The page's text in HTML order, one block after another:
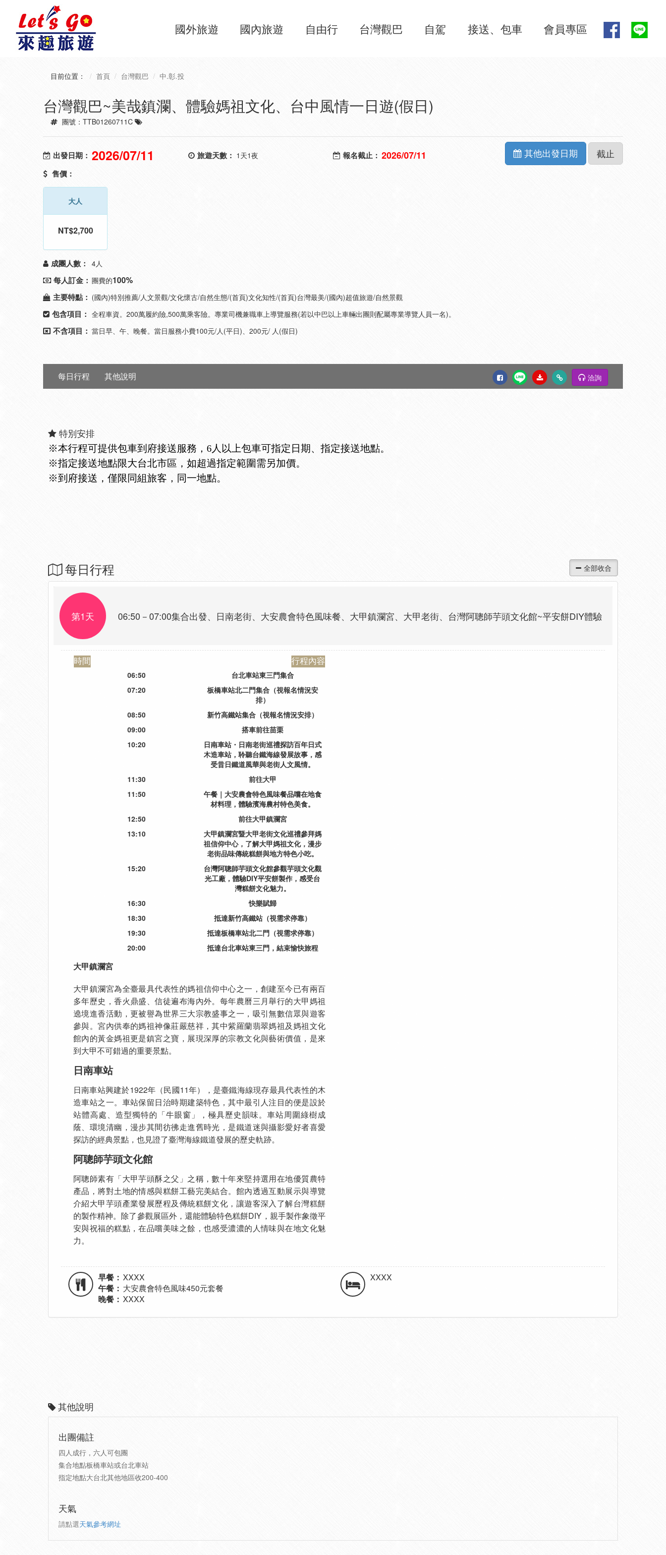
國外旅遊 國內旅遊 自由行 台灣觀巴 自駕 接送、包車 會員專區
目前位置： 首頁 台灣觀巴 中.彰.投
台灣觀巴~美哉鎮瀾、體驗媽祖文化、台中風情一日遊(假日)
團號：TTB01260711C
出發日期： 2026/07/11 旅遊天數： 1天1夜 報名截止： 2026/07/11 其他出發日期 截止
售價：
大人
NT$2,700
成團人數： 4人
每人訂金： 團費的100%
主要特點： (國內)特別推薦/人文景觀/文化懷古/自然生態/(首頁)文化知性/(首頁)台灣最美/(國內)超值旅遊/自然景觀
包含項目： 全程車資。200萬履約險,500萬乘客險。專業司機兼職車上導覽服務(若以中巴以上車輛出團則配屬專業導覽人員一名)。
不含項目： 當日早、午、晚餐。當日服務小費100元/人(平日)、200元/ 人(假日)
每日行程 其他說明 洽詢
特別安排
※本行程可提供包車到府接送服務，6人以上包車可指定日期、指定接送地點。
※指定接送地點限大台北市區，如超過指定範圍需另加價。
※到府接送，僅限同組旅客，同一地點。
每日行程
第1天 06:50－07:00集合出發、日南老街、大安農會特色風味餐、大甲鎮瀾宮、大甲老街、台灣阿聰師芋頭文化館~平安餅DIY體驗
時間 行程內容
06:50
台北車站東三門集合
07:20
板橋車站北二門集合（視報名情況安
排）
08:50
新竹高鐵站集合（視報名情況安排）
09:00
搭車前往苗栗
10:20
日南車站・日南老街巡禮探訪百年日式
木造車站，聆聽台鐵海線發展故事，感
受昔日鐵道風華與老街人文風情。
11:30
前往大甲
11:50
午餐｜大安農會特色風味餐品嚐在地食
材料理，體驗濱海農村特色美食。
12:50
前往大甲鎮瀾宮
13:10
大甲鎮瀾宮暨大甲老街文化巡禮參拜媽
祖信仰中心，了解大甲媽祖文化，漫步
老街品味傳統糕餅與地方特色小吃。
15:20
台灣阿聰師芋頭文化館參觀芋頭文化觀
光工廠，體驗DIY平安餅製作，感受台
灣糕餅文化魅力。
16:30
快樂賦歸
18:30
抵達新竹高鐵站（視需求停靠）
19:30
抵達板橋車站北二門（視需求停靠）
20:00
抵達台北車站東三門，結束愉快旅程
大甲鎮瀾宮
大甲鎮瀾宮為全臺最具代表性的媽祖信仰中心之一，創建至今已有兩百
多年歷史，香火鼎盛、信徒遍布海內外。每年農曆三月舉行的大甲媽祖
遶境進香活動，更被譽為世界三大宗教盛事之一，吸引無數信眾與遊客
參與。宮內供奉的媽祖神像莊嚴慈祥，其中紫羅蘭翡翠媽祖及媽祖文化
館內的黃金媽祖更是鎮宮之寶，展現深厚的宗教文化與藝術價值，是來
到大甲不可錯過的重要景點。
日南車站
日南車站興建於1922年（民國11年），是臺鐵海線現存最具代表性的木
造車站之一。車站保留日治時期建築特色，其中最引人注目的便是設於
站體高處、造型獨特的「牛眼窗」，極具歷史韻味。車站周圍綠樹成
蔭、環境清幽，漫步其間彷彿走進舊時光，是鐵道迷與攝影愛好者喜愛
探訪的經典景點，也見證了臺灣海線鐵道發展的歷史軌跡。
阿聰師芋頭文化館
阿聰師素有「大甲芋頭酥之父」之稱，數十年來堅持選用在地優質農特
產品，將對土地的情感與糕餅工藝完美結合。館內透過互動展示與導覽
介紹大甲芋頭產業發展歷程及傳統糕餅文化，讓遊客深入了解台灣糕餅
的製作精神。除了參觀展區外，還能體驗特色糕餅DIY，親手製作象徵平
安與祝福的糕點，在品嚐美味之餘，也感受濃濃的人情味與在地文化魅
力。
早餐： XXXX
午餐： 大安農會特色風味450元套餐
晚餐： XXXX
XXXX
其他說明
出團備註
四人成行，六人可包團
集合地點板橋車站或台北車站
指定地點大台北其他地區收200-400
天氣
請點選天氣參考網址